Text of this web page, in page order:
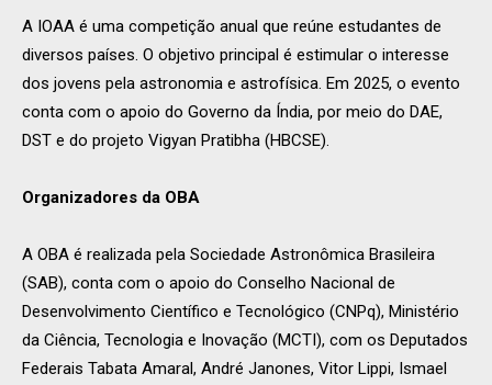
A IOAA é uma competição anual que reúne estudantes de
diversos países. O objetivo principal é estimular o interesse
dos jovens pela astronomia e astrofísica. Em 2025, o evento
conta com o apoio do Governo da Índia, por meio do DAE,
DST e do projeto Vigyan Pratibha (HBCSE).
Organizadores da OBA
A OBA é realizada pela Sociedade Astronômica Brasileira
(SAB), conta com o apoio do Conselho Nacional de
Desenvolvimento Científico e Tecnológico (CNPq), Ministério
da Ciência, Tecnologia e Inovação (MCTI), com os Deputados
Federais Tabata Amaral, André Janones, Vitor Lippi, Ismael